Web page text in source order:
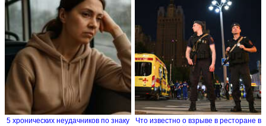
5 хронических неудачников по знаку
Что известно о взрыве в ресторане в